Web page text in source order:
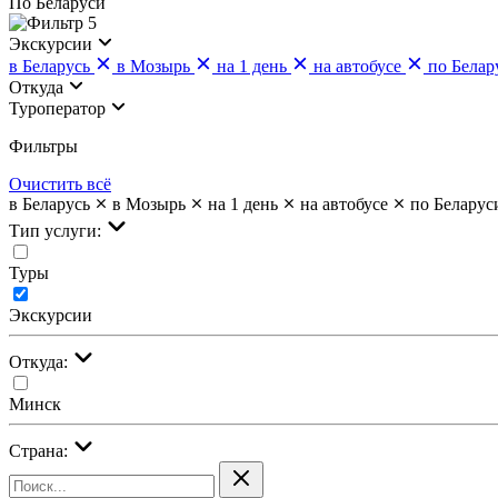
5
Экскурсии
в Беларусь
в Мозырь на 1 день на автобусе
по
Откуда
Туроператор
Фильтры
Очистить всё
в Беларусь
в Мозырь на 1 день на автобусе
по
Тип услуги:
Туры
Экскурсии
Откуда:
Минск
Страна: